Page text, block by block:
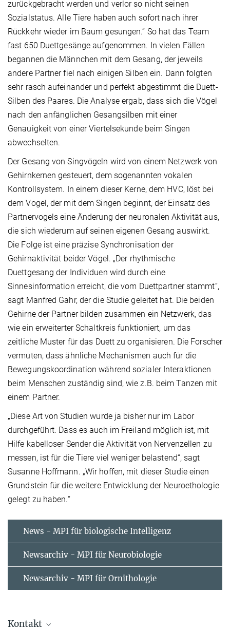
zurückgebracht werden und verlor so nicht seinen
Sozialstatus. Alle Tiere haben auch sofort nach ihrer
Rückkehr wieder im Baum gesungen.“ So hat das Team
fast 650 Duettgesänge aufgenommen. In vielen Fällen
begannen die Männchen mit dem Gesang, der jeweils
andere Partner fiel nach einigen Silben ein. Dann folgten
sehr rasch aufeinander und perfekt abgestimmt die Duett-
Silben des Paares. Die Analyse ergab, dass sich die Vögel
nach den anfänglichen Gesangsilben mit einer
Genauigkeit von einer Viertelsekunde beim Singen
abwechselten.
Der Gesang von Singvögeln wird von einem Netzwerk von
Gehirnkernen gesteuert, dem sogenannten vokalen
Kontrollsystem. In einem dieser Kerne, dem HVC, löst bei
dem Vogel, der mit dem Singen beginnt, der Einsatz des
Partnervogels eine Änderung der neuronalen Aktivität aus,
die sich wiederum auf seinen eigenen Gesang auswirkt.
Die Folge ist eine präzise Synchronisation der
Gehirnaktivität beider Vögel. „Der rhythmische
Duettgesang der Individuen wird durch eine
Sinnesinformation erreicht, die vom Duettpartner stammt“,
sagt Manfred Gahr, der die Studie geleitet hat. Die beiden
Gehirne der Partner bilden zusammen ein Netzwerk, das
wie ein erweiterter Schaltkreis funktioniert, um das
zeitliche Muster für das Duett zu organisieren. Die Forscher
vermuten, dass ähnliche Mechanismen auch für die
Bewegungskoordination während sozialer Interaktionen
beim Menschen zuständig sind, wie z.B. beim Tanzen mit
einem Partner.
„Diese Art von Studien wurde ja bisher nur im Labor
durchgeführt. Dass es auch im Freiland möglich ist, mit
Hilfe kabelloser Sender die Aktivität von Nervenzellen zu
messen, ist für die Tiere viel weniger belastend“, sagt
Susanne Hoffmann. „Wir hoffen, mit dieser Studie einen
Grundstein für die weitere Entwicklung der Neuroethologie
gelegt zu haben.“
News - MPI für biologische Intelligenz
Newsarchiv - MPI für Neurobiologie
Newsarchiv - MPI für Ornithologie
Kontakt